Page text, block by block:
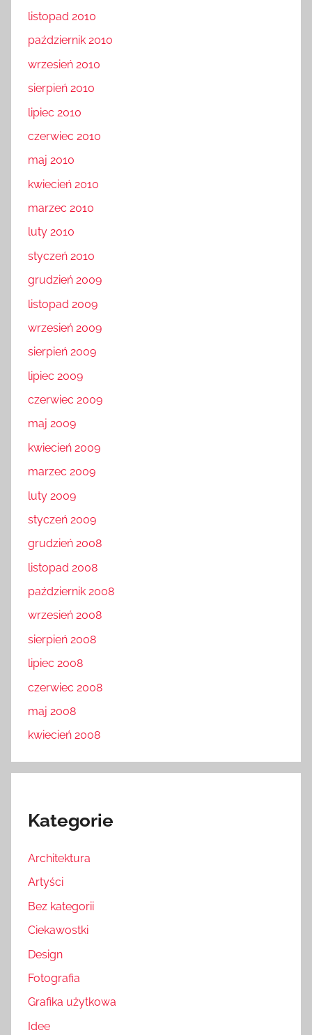
listopad 2010
październik 2010
wrzesień 2010
sierpień 2010
lipiec 2010
czerwiec 2010
maj 2010
kwiecień 2010
marzec 2010
luty 2010
styczeń 2010
grudzień 2009
listopad 2009
wrzesień 2009
sierpień 2009
lipiec 2009
czerwiec 2009
maj 2009
kwiecień 2009
marzec 2009
luty 2009
styczeń 2009
grudzień 2008
listopad 2008
październik 2008
wrzesień 2008
sierpień 2008
lipiec 2008
czerwiec 2008
maj 2008
kwiecień 2008
Kategorie
Architektura
Artyści
Bez kategorii
Ciekawostki
Design
Fotografia
Grafika użytkowa
Idee